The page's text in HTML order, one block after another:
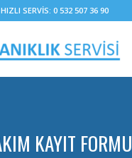
HIZLI SERVİS: 0 532 507 36 90
KAYIT FORMU